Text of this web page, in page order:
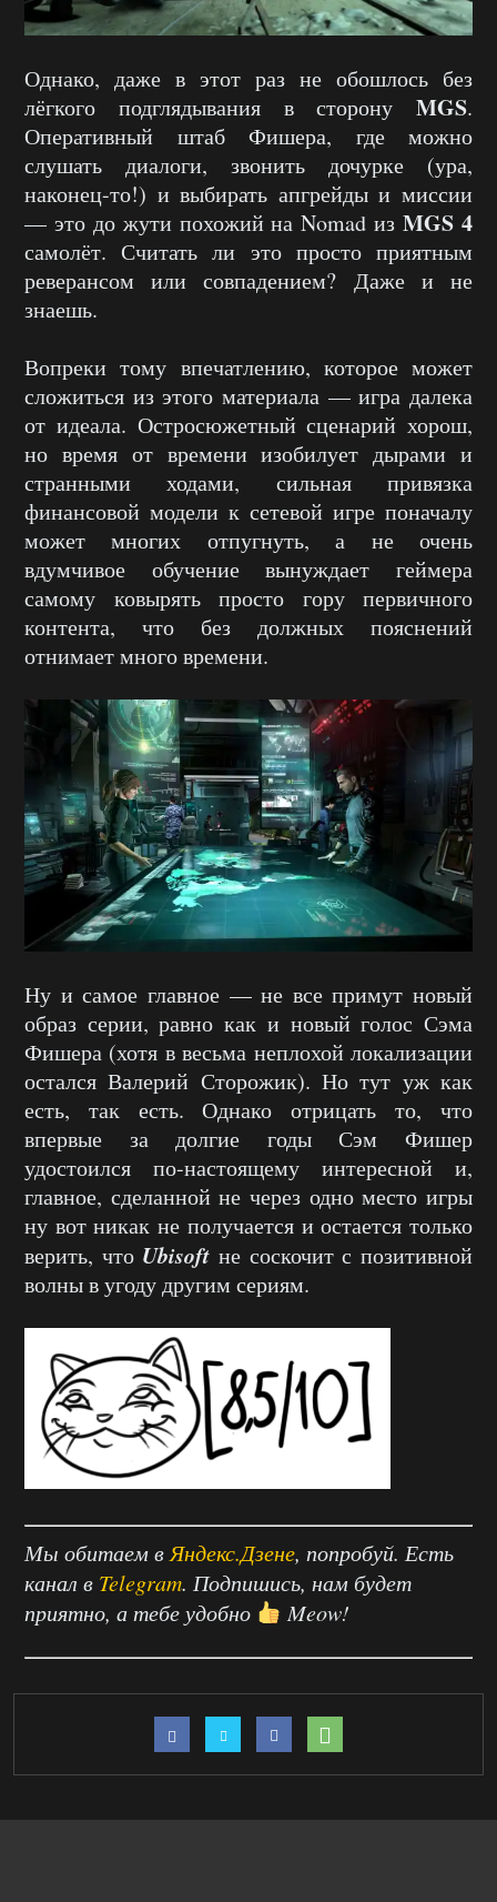
Однако, даже в этот раз не обошлось без
лёгкого подглядывания в сторону MGS.
Оперативный штаб Фишера, где можно
слушать диалоги, звонить дочурке (ура,
наконец-то!) и выбирать апгрейды и миссии
— это до жути похожий на Nomad изMGS 4
самолёт. Считать ли это просто приятным
реверансом или совпадением? Даже и не
знаешь.
Вопреки тому впечатлению, которое может
сложиться из этого материала — игра далека
от идеала. Остросюжетный сценарий хорош,
но время от времени изобилует дырами и
странными ходами, сильная привязка
финансовой модели к сетевой игре поначалу
может многих отпугнуть, а не очень
вдумчивое обучение вынуждает геймера
самому ковырять просто гору первичного
контента, что без должных пояснений
отнимает много времени.
Ну и самое главное — не все примут новый
образ серии, равно как и новый голос Сэма
Фишера (хотя в весьма неплохой локализации
остался Валерий Сторожик). Но тут уж как
есть, так есть. Однако отрицать то, что
впервые за долгие годы Сэм Фишер
удостоился по-настоящему интересной и,
главное, сделанной не через одно место игры
ну вот никак не получается и остается только
верить, что Ubisoft не соскочит с позитивной
волны в угоду другим сериям.
Мы обитаем в Яндекс.Дзене, попробуй. Есть
канал в Telegram. Подпишись, нам будет
приятно, а тебе удобно
Meow!